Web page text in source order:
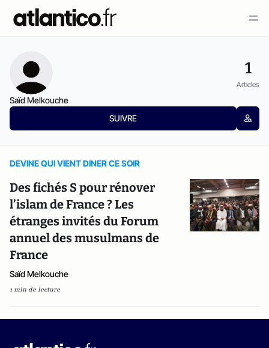
1
Articles
Saïd Melkouche
SUIVRE
DEVINE QUI VIENT DINER CE SOIR
Des fichés S pour rénover
l’islam de France ? Les
étranges invités du Forum
annuel des musulmans de
France
Saïd Melkouche
1 min de lecture